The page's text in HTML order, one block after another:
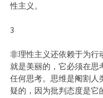
性主义。
3
非理性主义还依赖于为行
就是美丽的，它必须在思
任何思考。思维是阉割人
疑的，因为批判态度是它